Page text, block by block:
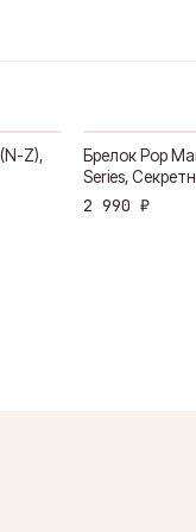
Z),
Брелок Pop
Series,
2 990 ₽